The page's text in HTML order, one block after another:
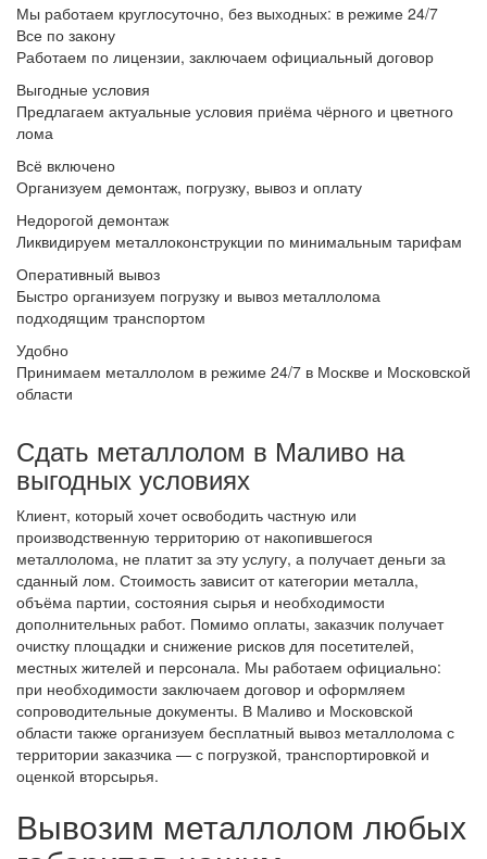
Мы работаем круглосуточно, без выходных: в режиме 24/7
Все по закону
Работаем по лицензии, заключаем официальный договор
Выгодные условия
Предлагаем актуальные условия приёма чёрного и цветного
лома
Всё включено
Организуем демонтаж, погрузку, вывоз и оплату
Недорогой демонтаж
Ликвидируем металлоконструкции по минимальным тарифам
Оперативный вывоз
Быстро организуем погрузку и вывоз металлолома
подходящим транспортом
Удобно
Принимаем металлолом в режиме 24/7 в Москве и Московской
области
Сдать металлолом в Маливо на
выгодных условиях
Клиент, который хочет освободить частную или
производственную территорию от накопившегося
металлолома, не платит за эту услугу, а получает деньги за
сданный лом. Стоимость зависит от категории металла,
объёма партии, состояния сырья и необходимости
дополнительных работ. Помимо оплаты, заказчик получает
очистку площадки и снижение рисков для посетителей,
местных жителей и персонала. Мы работаем официально:
при необходимости заключаем договор и оформляем
сопроводительные документы. В Маливо и Московской
области также организуем бесплатный вывоз металлолома с
территории заказчика — с погрузкой, транспортировкой и
оценкой вторсырья.
Вывозим металлолом любых